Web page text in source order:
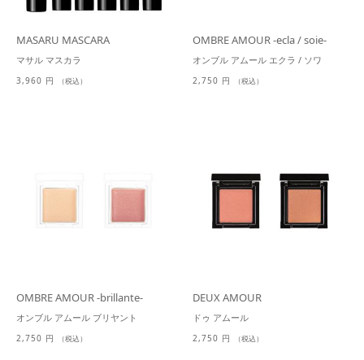
MASARU MASCARA
マサル マスカラ
3,960 円 （税込）
OMBRE AMOUR -ecla / soie-
オンブル アムール エクラ / ソワ
2,750 円 （税込）
OMBRE AMOUR -brillante-
オンブル アムール ブリヤント
2,750 円 （税込）
DEUX AMOUR
ドゥ アムール
2,750 円 （税込）